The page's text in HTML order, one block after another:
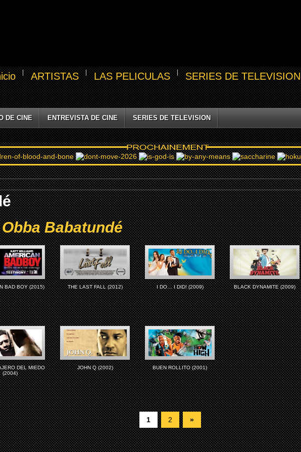
ARTISTAS LAS PELICULAS SERIES DE TELEVISION
DE CINE ENTREVISTA DE CINE SERIES DE TELEVISION
Obba Babatundé
BAD BOY (2015) THE LAST FALL (2012) I DO… I DID! (2009) BLACK DYNAMITE (2009)
DEL MIEDO
(2004)
JOHN Q (2002) BUEN ROLLITO (2001)
1 2 »